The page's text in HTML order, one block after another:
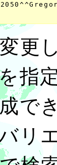
更
指
で
リ